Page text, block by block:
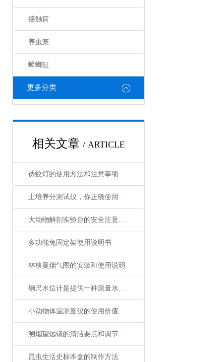
接触筒
养虫笼
蟑螂缸
更多分类
相关文章 / ARTICLE
诱蚊灯的使用方法和注意事项
土壤养分测试仪，你正确使用了吗？
大动物解剖实验台的安全注意事项和操作规范
多功能兔固定架使用说明书
林格曼烟气图的安装和使用说明
钢尺水位计是提供一种测量水位的Z度的方法
小动物体温测量仪的使用价值有哪些？
测烟望远镜的清洁要点和调节技巧
昆虫生活史标本盒的制作方法